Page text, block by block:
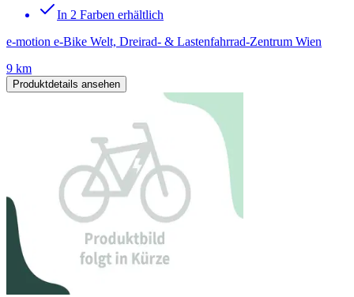
In 2 Farben erhältlich
e-motion e-Bike Welt, Dreirad- & Lastenfahrrad-Zentrum Wien
9 km
Produktdetails ansehen